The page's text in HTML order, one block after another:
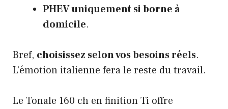
PHEV uniquement si borne à
domicile.
Bref, choisissez selon vos besoins réels.
L’émotion italienne fera le reste du travail.
Le Tonale 160 ch en finition Ti offre